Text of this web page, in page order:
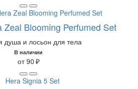
Zeal Blooming Perfumed Set
душа и лосьон для тела
В наличии
от 90 ₽